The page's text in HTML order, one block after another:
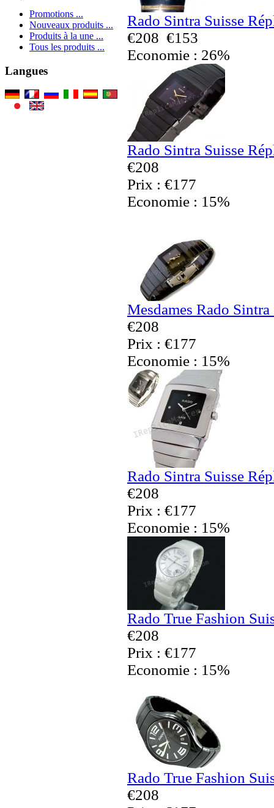
Promotions ...
Nouveaux produits ...
Produits à la une ...
Tous les produits ...
Langues
Rado Sintra Suisse
€208 €153
Economie : 26%
Rado Sintra Suisse
€208
Prix : €177
Economie : 15%
Mesdames Rado
€208
Prix : €177
Economie : 15%
Rado Sintra Suisse
€208
Prix : €177
Economie : 15%
Rado True Fashion
€208
Prix : €177
Economie : 15%
Rado True Fashion
€208